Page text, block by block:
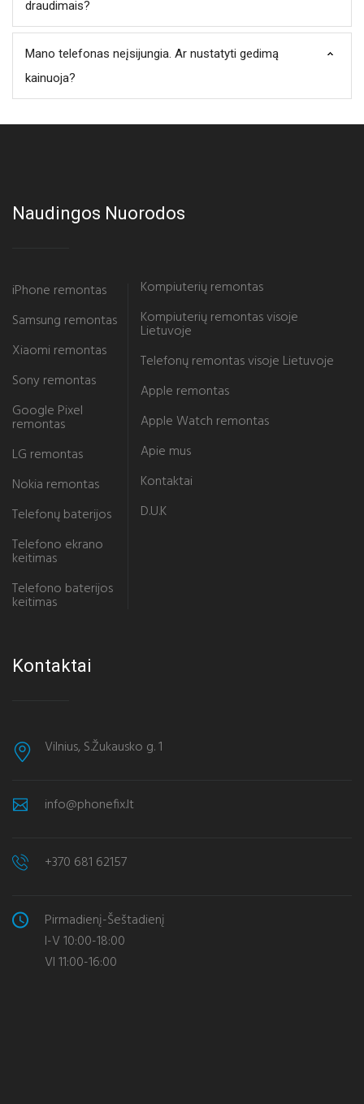
draudimais?
Mano telefonas neįsijungia. Ar nustatyti gedimą
kainuoja?
Naudingos Nuorodos
iPhone remontas
Samsung remontas
Xiaomi remontas
Sony remontas
Google Pixel
remontas
LG remontas
Nokia remontas
Telefonų baterijos
Telefono ekrano
keitimas
Telefono baterijos
keitimas
Kompiuterių remontas
Kompiuterių remontas visoje
Lietuvoje
Telefonų remontas visoje Lietuvoje
Apple remontas
Apple Watch remontas
Apie mus
Kontaktai
D.U.K
Kontaktai
Vilnius, S.Žukausko g. 1
info@phonefix.lt
+370 681 62157
Pirmadienį-Šeštadienį
I-V 10:00-18:00
VI 11:00-16:00